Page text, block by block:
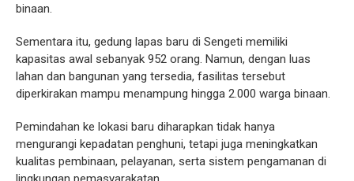
binaan.
Sementara itu, gedung lapas baru di Sengeti memiliki
kapasitas awal sebanyak 952 orang. Namun, dengan luas
lahan dan bangunan yang tersedia, fasilitas tersebut
diperkirakan mampu menampung hingga 2.000 warga binaan.
Pemindahan ke lokasi baru diharapkan tidak hanya
mengurangi kepadatan penghuni, tetapi juga meningkatkan
kualitas pembinaan, pelayanan, serta sistem pengamanan di